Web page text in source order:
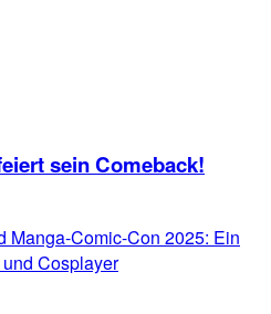
sein Comeback!